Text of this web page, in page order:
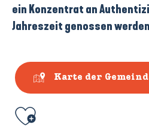
ein Konzentrat an
Jahreszeit genossen
Karte der
Ajouter aux favoris